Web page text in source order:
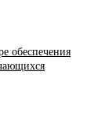
обеспечения